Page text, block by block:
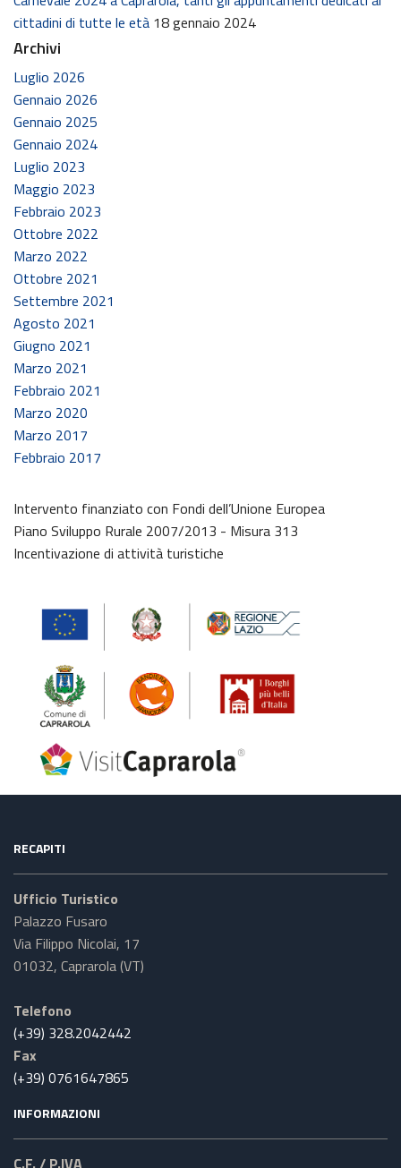
cittadini di tutte le età 18 gennaio 2024
Archivi
Luglio 2026
Gennaio 2026
Gennaio 2025
Gennaio 2024
Luglio 2023
Maggio 2023
Febbraio 2023
Ottobre 2022
Marzo 2022
Ottobre 2021
Settembre 2021
Agosto 2021
Giugno 2021
Marzo 2021
Febbraio 2021
Marzo 2020
Marzo 2017
Febbraio 2017
Intervento finanziato con Fondi dell’Unione Europea
Piano Sviluppo Rurale 2007/2013 - Misura 313
Incentivazione di attività turistiche
RECAPITI
Ufficio Turistico
Palazzo Fusaro
Via Filippo Nicolai, 17
01032, Caprarola (VT)
Telefono
(+39) 328.2042442
Fax
(+39) 0761647865
INFORMAZIONI